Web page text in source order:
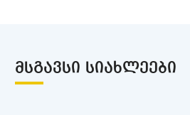
ᲛᲡᲒᲐᲕᲡᲘ ᲡᲘᲐᲮᲚᲔᲔᲑᲘ